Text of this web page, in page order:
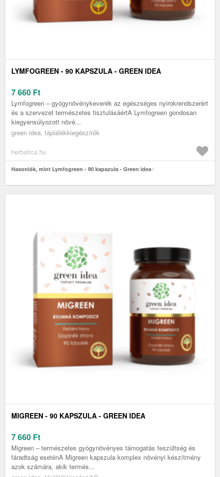
LYMFOGREEN - 90 KAPSZULA - GREEN IDEA
7 660 Ft
Lymfogreen – gyógynövénykeverék az egészséges nyirokrendszerért
és a szervezet természetes tisztulásáértA Lymfogreen gondosan
kiegyensúlyozott növé...
green idea, táplálékkiegészítők
herbatica.hu
Hasonlók, mint Lymfogreen - 90 kapszula - Green idea
MIGREEN - 90 KAPSZULA - GREEN IDEA
7 660 Ft
Migreen – természetes gyógynövényes támogatás feszültség és
fáradtság eseténA Migreen kapszula komplex növényi készítmény
azok számára, akik termés...